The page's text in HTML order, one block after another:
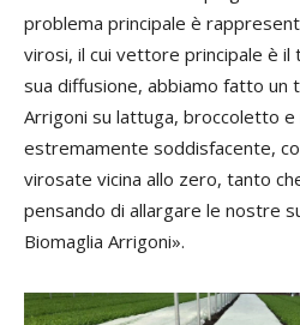
problema principale è
virosi, il cui vettore principale è
sua diffusione, abbiamo fatto un
Arrigoni su lattuga, broccoletto
estremamente soddisfacente,
virosate vicina allo zero, tanto
pensando di allargare le nostre
Biomaglia Arrigoni».